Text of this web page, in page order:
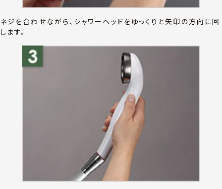
ネジを合わせながら、シャワーヘッドをゆっくりと矢印の方向に回
します。